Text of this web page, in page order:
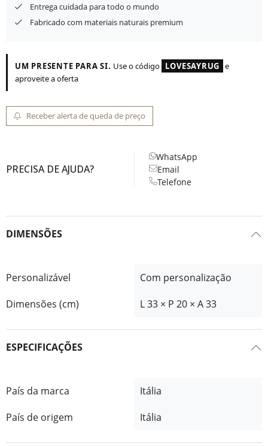
Entrega cuidada para todo o mundo
Fabricado com materiais naturais premium
UM PRESENTE PARA SI. Use o código LOVESAYRUG e
aproveite a oferta
Receber alerta de queda de preço
PRECISA DE AJUDA?
WhatsApp
Email
Telefone
DIMENSÕES
Personalizável
Com personalização
Dimensões (cm)
L 33 × P 20 × A 33
ESPECIFICAÇÕES
País da marca
Itália
País de origem
Itália